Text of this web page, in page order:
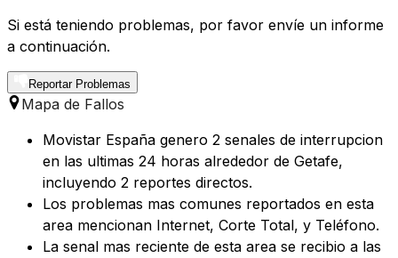
Si está teniendo problemas, por favor envíe un informe
a continuación.
Reportar Problemas
Mapa de Fallos
Movistar España genero 2 senales de interrupcion
en las ultimas 24 horas alrededor de Getafe,
incluyendo 2 reportes directos.
Los problemas mas comunes reportados en esta
area mencionan Internet, Corte Total, y Teléfono.
La senal mas reciente de esta area se recibio a las